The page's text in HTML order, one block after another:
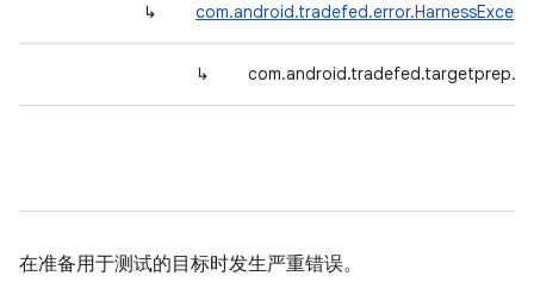
↳
↳
在准备用于测试的目标时发生严重错误。